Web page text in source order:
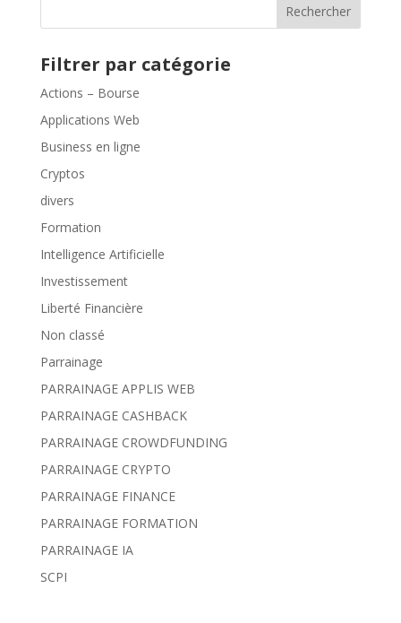
Rechercher
Filtrer par catégorie
Actions – Bourse
Applications Web
Business en ligne
Cryptos
divers
Formation
Intelligence Artificielle
Investissement
Liberté Financière
Non classé
Parrainage
PARRAINAGE APPLIS WEB
PARRAINAGE CASHBACK
PARRAINAGE CROWDFUNDING
PARRAINAGE CRYPTO
PARRAINAGE FINANCE
PARRAINAGE FORMATION
PARRAINAGE IA
SCPI